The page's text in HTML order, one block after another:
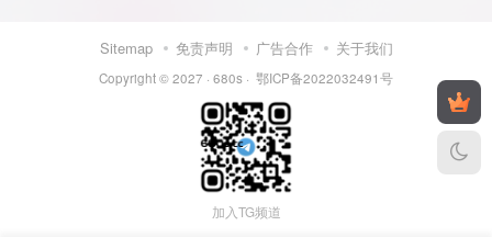
Sitemap 免责声明 广告合作 关于我们
Copyright © 2027 · 680s · 鄂ICP备2022032491号
加入TG频道